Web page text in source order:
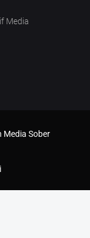
Media
Media Sober